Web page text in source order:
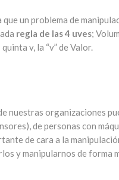
que un problema de
regla de las 4 uves;
v, la “v” de Valor.
nuestras organizaciones
de personas con
de cara a la
y manipularnos de forma